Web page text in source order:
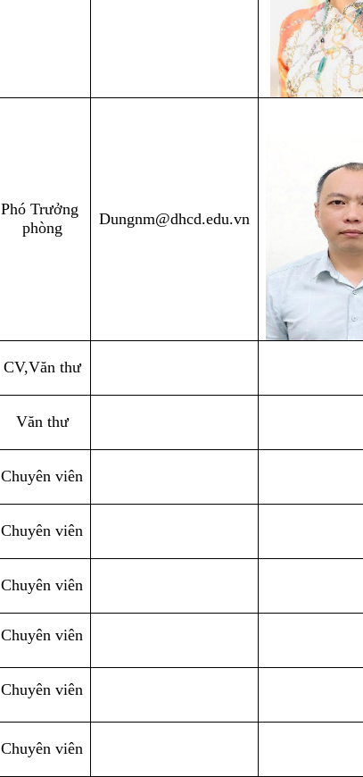
Phó Trưởng
phòng
Dungnm@dhcd.edu.vn
CV,Văn thư
Văn thư
Chuyên viên
Chuyên viên
Chuyên viên
Chuyên viên
Chuyên viên
Chuyên viên